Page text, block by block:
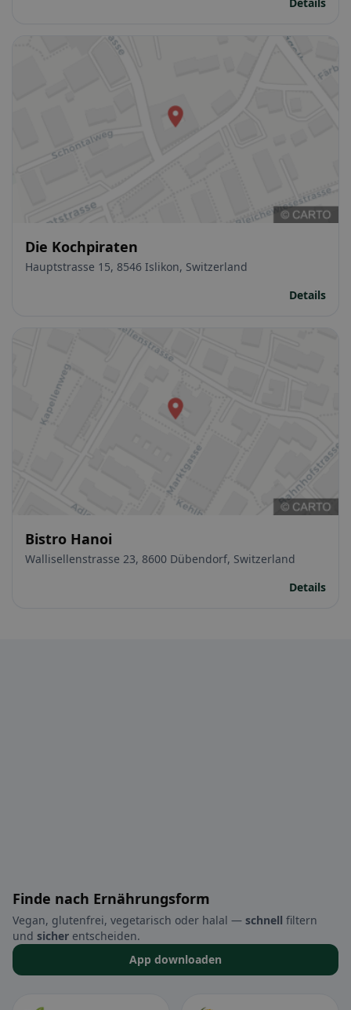
Details
Die Kochpiraten
Hauptstrasse 15, 8546 Islikon, Switzerland
Details
Bistro Hanoi
Wallisellenstrasse 23, 8600 Dübendorf, Switzerland
Details
Finde nach Ernährungsform
Vegan, glutenfrei, vegetarisch oder halal — schnell filtern
und sicher entscheiden.
App downloaden